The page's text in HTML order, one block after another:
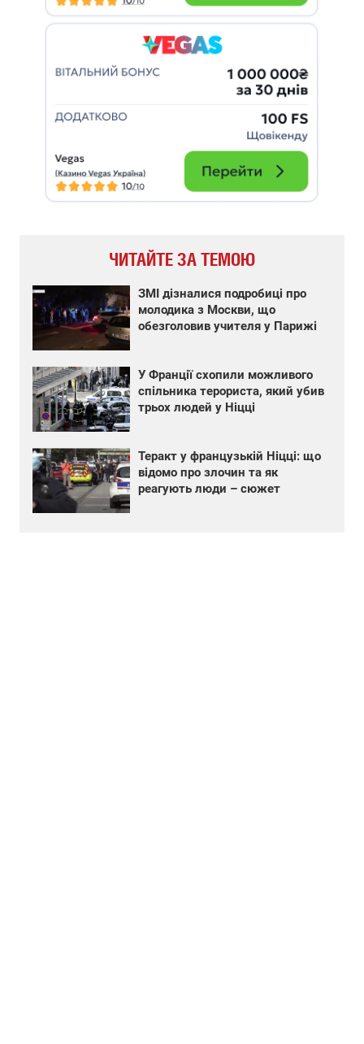
ЧИТАЙТЕ ЗА ТЕМОЮ
ЗМІ дізналися подробиці про
молодика з Москви, що
обезголовив учителя у Парижі
У Франції схопили можливого
спільника терориста, який убив
трьох людей у Ніцці
Теракт у французькій Ніцці: що
відомо про злочин та як
реагують люди – сюжет